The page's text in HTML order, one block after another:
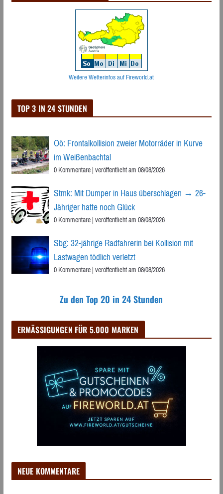
Weitere Wetterinfos auf Fireworld.at
TOP 3 IN 24 STUNDEN
Oö: Frontalkollision zweier Motorräder in Kurve
im Weißenbachtal
0 Kommentare|veröffentlicht am 08/08/2026
Stmk: Mit Dumper in Haus überschlagen → 26-
Jähriger hatte noch Glück
0 Kommentare|veröffentlicht am 08/08/2026
Sbg: 32-jährige Radfahrerin bei Kollision mit
Lastwagen tödlich verletzt
0 Kommentare|veröffentlicht am 08/08/2026
Zu den Top 20 in 24 Stunden
ERMÄSSIGUNGEN FÜR 5.000 MARKEN
NEUE KOMMENTARE